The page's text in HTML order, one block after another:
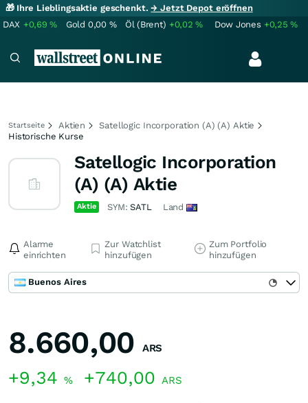
🎁 Ihre Lieblingsaktie geschenkt.→ Jetzt Depot eröffnen
DAX +0,69% Gold 0,00 % Öl (Brent) +0,02% Dow Jones +0,25%
Startseite Aktien
Satellogic Incorporation (A) (A) Aktie
Historische Kurse
Satellogic Incorporation
(A) (A) Aktie
Aktie SYM:SATL Land
Alarme
einrichten
Zur Watchlist
hinzufügen
Zum Portfolio
hinzufügen
Buenos Aires
8.660,00 ARS
+9,34 % +740,00 ARS